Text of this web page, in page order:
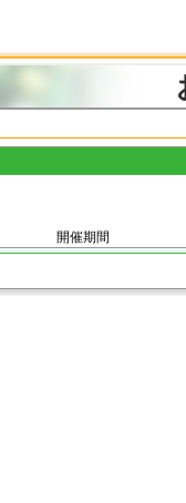
開催期間